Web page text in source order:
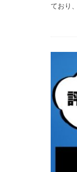
ており